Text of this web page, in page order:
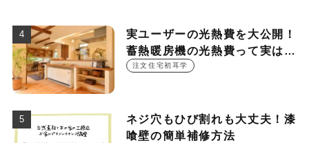
実ユーザーの光熱費を大公開！
蓄熱暖房機の光熱費って実は
○○○円！？
注文住宅初耳学
ネジ穴もひび割れも大丈夫！漆
喰壁の簡単補修方法